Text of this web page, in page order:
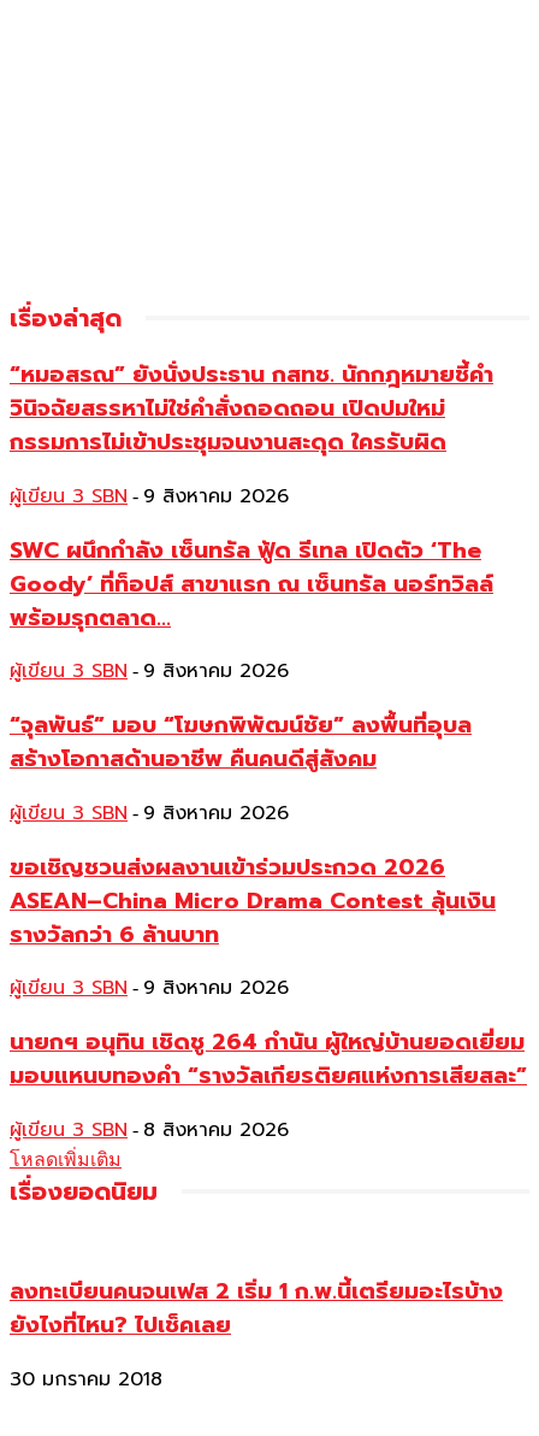
เรื่องล่าสุด
“หมอสรณ” ยังนั่งประธาน กสทช. นักกฎหมายชี้คำ
วินิจฉัยสรรหาไม่ใช่คำสั่งถอดถอน เปิดปมใหม่
กรรมการไม่เข้าประชุมจนงานสะดุด ใครรับผิด
ผู้เขียน 3 SBN - 9 สิงหาคม 2026
SWC ผนึกกำลัง เซ็นทรัล ฟู้ด รีเทล เปิดตัว ‘The
Goody’ ที่ท็อปส์ สาขาแรก ณ เซ็นทรัล นอร์ทวิลล์
พร้อมรุกตลาด...
ผู้เขียน 3 SBN - 9 สิงหาคม 2026
“จุลพันธ์” มอบ “โฆษกพิพัฒน์ชัย” ลงพื้นที่อุบล
สร้างโอกาสด้านอาชีพ คืนคนดีสู่สังคม
ผู้เขียน 3 SBN - 9 สิงหาคม 2026
ขอเชิญชวนส่งผลงานเข้าร่วมประกวด 2026
ASEAN–China Micro Drama Contest ลุ้นเงิน
รางวัลกว่า 6 ล้านบาท
ผู้เขียน 3 SBN - 9 สิงหาคม 2026
นายกฯ อนุทิน เชิดชู 264 กำนัน ผู้ใหญ่บ้านยอดเยี่ยม
มอบแหนบทองคำ “รางวัลเกียรติยศแห่งการเสียสละ”
ผู้เขียน 3 SBN - 8 สิงหาคม 2026
โหลดเพิ่มเติม
เรื่องยอดนิยม
ลงทะเบียนคนจนเฟส 2 เริ่ม 1 ก.พ.นี้เตรียมอะไรบ้าง
ยังไงที่ไหน? ไปเช็คเลย
30 มกราคม 2018